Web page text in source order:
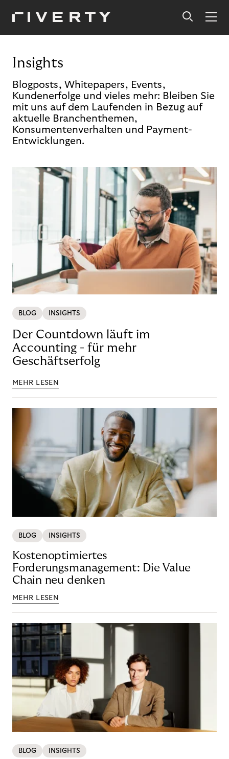
Insights
Blogposts, Whitepapers, Events,
Kundenerfolge und vieles mehr: Bleiben Sie
mit uns auf dem Laufenden in Bezug auf
aktuelle Branchenthemen,
Konsumentenverhalten und Payment-
Entwicklungen.
BLOG INSIGHTS
Der Countdown läuft im
Accounting - für mehr
Geschäftserfolg
MEHR LESEN
BLOG INSIGHTS
Kostenoptimiertes
Forderungsmanagement: Die Value
Chain neu denken
MEHR LESEN
BLOG INSIGHTS